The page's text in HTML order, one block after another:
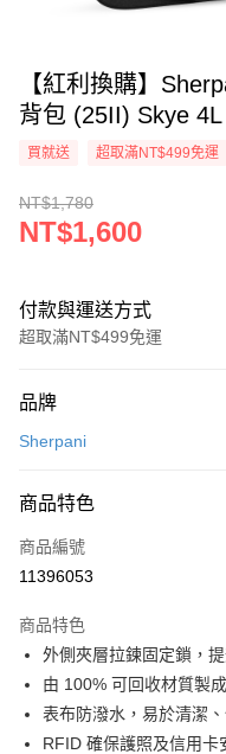
【紅利換購】
背包 (25II) Skye
買就送 超取滿NT$499免運
NT$1,780
NT$1,600
付款與運送方式
超取滿NT$499免運
信用卡一次付款
LINE Pay
Apple Pay
悠遊付
Google Pay
全盈+PAY
品牌
Sherpani
商品特色
商品編號
11396053
商品特色
外側夾層拉鍊固定鎖，
由 100% 可回收材質製成
表布防潑水，易於清潔
RFID 確保護照及信用卡